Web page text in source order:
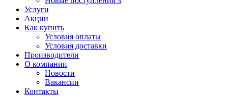
Услуги
Акции
Как купить
Условия оплаты
Условия доставки
Производители
О компании
Новости
Вакансии
Контакты